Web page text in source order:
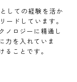
しての経験を活か
ードしています。
ノロジーに精通し
力を入れていま
ことです。